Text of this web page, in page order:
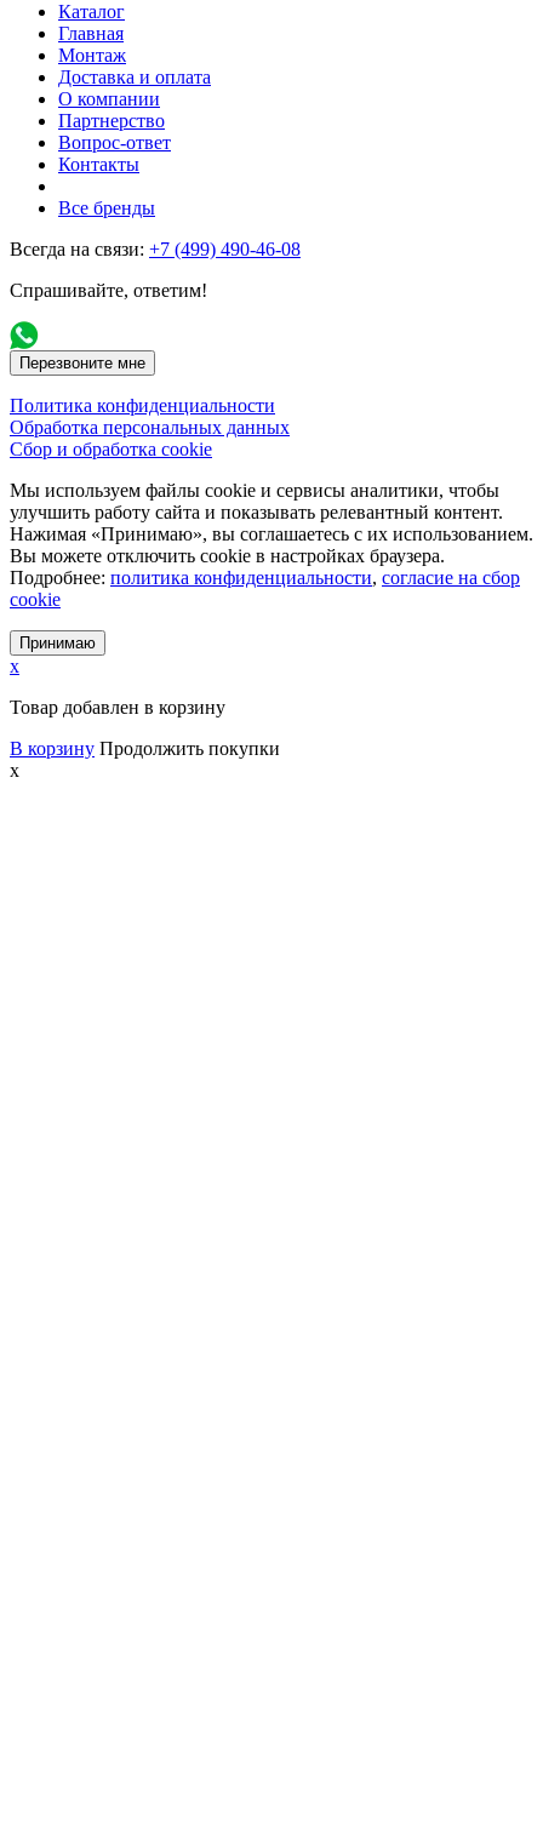
Каталог
Главная
Монтаж
Доставка и оплата
О компании
Партнерство
Вопрос-ответ
Контакты
Все бренды
Всегда на связи: +7 (499) 490-46-08
Спрашивайте, ответим!
Перезвоните мне
Политика конфиденциальности
Обработка персональных данных
Сбор и обработка cookie
Мы используем файлы cookie и сервисы аналитики, чтобы
улучшить работу сайта и показывать релевантный контент.
Нажимая «Принимаю», вы соглашаетесь с их использованием.
Вы можете отключить cookie в настройках браузера.
Подробнее: политика конфиденциальности, согласие на сбор
cookie
Принимаю
x
Товар добавлен в корзину
В корзину Продолжить покупки
x